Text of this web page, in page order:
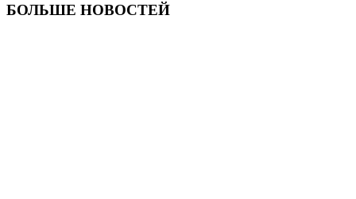
БОЛЬШЕ НОВОСТЕЙ